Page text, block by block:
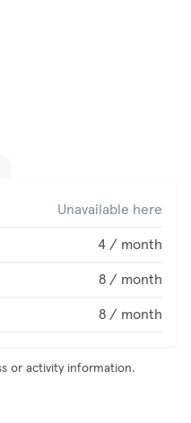
Unavailable here
4 / month
8 / month
8 / month
or activity information.